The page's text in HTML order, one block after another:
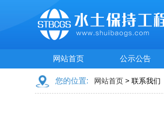
网站首页 公示公告
您的位置: 网站首页 > 联系我们